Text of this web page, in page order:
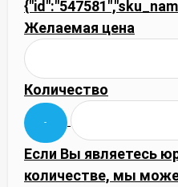
Желаемая цена
Количество
Если Вы являетесь
количестве, мы